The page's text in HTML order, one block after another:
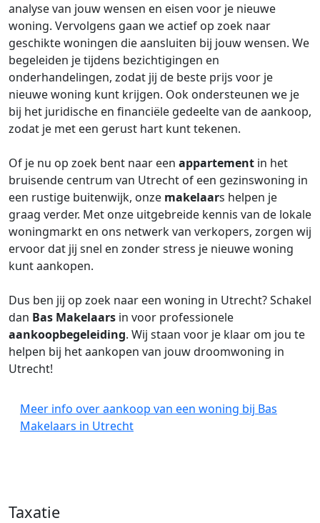
analyse van jouw wensen en eisen voor je nieuwe
woning. Vervolgens gaan we actief op zoek naar
geschikte woningen die aansluiten bij jouw wensen. We
begeleiden je tijdens bezichtigingen en
onderhandelingen, zodat jij de beste prijs voor je
nieuwe woning kunt krijgen. Ook ondersteunen we je
bij het juridische en financiële gedeelte van de aankoop,
zodat je met een gerust hart kunt tekenen.
Of je nu op zoek bent naar een appartement in het
bruisende centrum van Utrecht of een gezinswoning in
een rustige buitenwijk, onze makelaars helpen je
graag verder. Met onze uitgebreide kennis van de lokale
woningmarkt en ons netwerk van verkopers, zorgen wij
ervoor dat jij snel en zonder stress je nieuwe woning
kunt aankopen.
Dus ben jij op zoek naar een woning in Utrecht? Schakel
dan Bas Makelaars in voor professionele
aankoopbegeleiding. Wij staan voor je klaar om jou te
helpen bij het aankopen van jouw droomwoning in
Utrecht!
Meer info over aankoop van een woning bij Bas
Makelaars in Utrecht
Taxatie